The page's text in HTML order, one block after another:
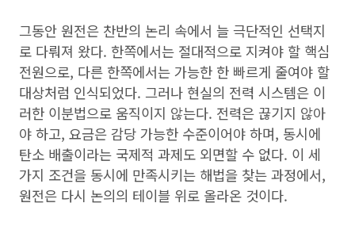
그동안 원전은 찬반의 논리 속에서 늘 극단적인 선택지
로 다뤄져 왔다. 한쪽에서는 절대적으로 지켜야 할 핵심
전원으로, 다른 한쪽에서는 가능한 한 빠르게 줄여야 할
대상처럼 인식되었다. 그러나 현실의 전력 시스템은 이
러한 이분법으로 움직이지 않는다. 전력은 끊기지 않아
야 하고, 요금은 감당 가능한 수준이어야 하며, 동시에
탄소 배출이라는 국제적 과제도 외면할 수 없다. 이 세
가지 조건을 동시에 만족시키는 해법을 찾는 과정에서,
원전은 다시 논의의 테이블 위로 올라온 것이다.